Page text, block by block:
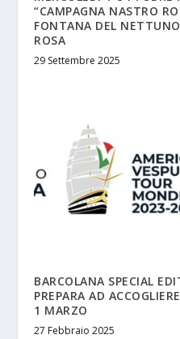
“CAMPAGNA NASTRO
FONTANA DEL
ROSA
29 Settembre 2025
BARCOLANA SPECIAL
PREPARA AD
1 MARZO
27 Febbraio 2025